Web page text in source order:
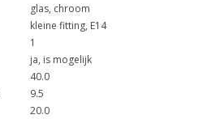
glas, chroom
kleine fitting, E14
1
ja, is mogelijk
40.0
9.5
20.0